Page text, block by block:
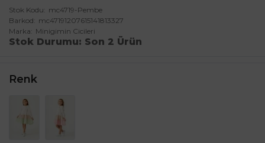
Stok Kodu
mc4719-Pembe
Barkod
mc47191207615141813327
Marka
Minigimin Cicileri
Stok Durumu Son 2 Ürün
Renk